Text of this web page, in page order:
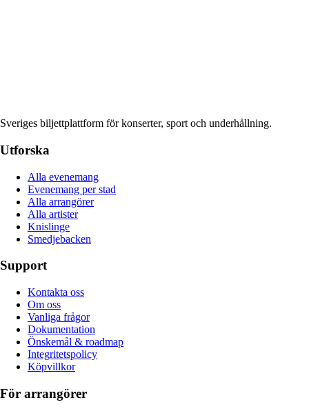
Sveriges biljettplattform för konserter, sport och underhållning.
Utforska
Alla evenemang
Evenemang per stad
Alla arrangörer
Alla artister
Knislinge
Smedjebacken
Support
Kontakta oss
Om oss
Vanliga frågor
Dokumentation
Önskemål & roadmap
Integritetspolicy
Köpvillkor
För arrangörer